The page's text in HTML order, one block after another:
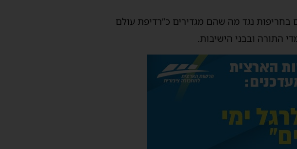
בחריפות נגד מה שהם מגדירים כ”רדיפת עולם
התורה ובבני הישיבות.